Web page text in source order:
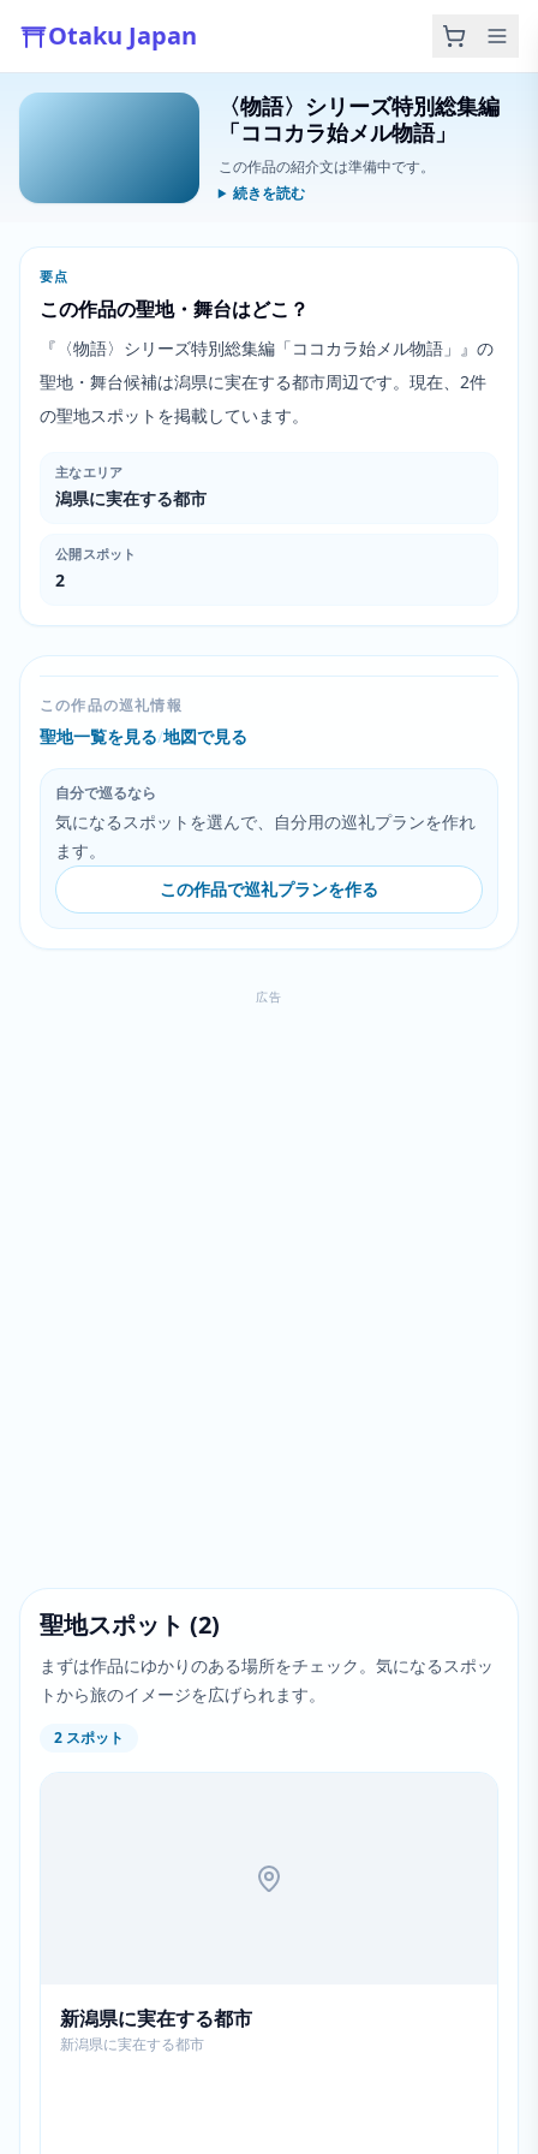
Otaku Japan
〈物語〉シリーズ特別総集編
「ココカラ始メル物語」
この作品の紹介文は準備中です。
続きを読む
要点
この作品の聖地・舞台はどこ？
『〈物語〉シリーズ特別総集編「ココカラ始メル物語」』の
聖地・舞台候補は潟県に実在する都市周辺です。現在、2件
の聖地スポットを掲載しています。
主なエリア
潟県に実在する都市
公開スポット
2
この作品の巡礼情報
聖地一覧を見る/地図で見る
自分で巡るなら
気になるスポットを選んで、自分用の巡礼プランを作れ
ます。
この作品で巡礼プランを作る
広告
聖地スポット (2)
まずは作品にゆかりのある場所をチェック。気になるスポッ
トから旅のイメージを広げられます。
2 スポット
新潟県に実在する都市
新潟県に実在する都市